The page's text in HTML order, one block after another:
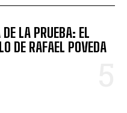
DE LA PRUEBA: EL
DE RAFAEL POVEDA